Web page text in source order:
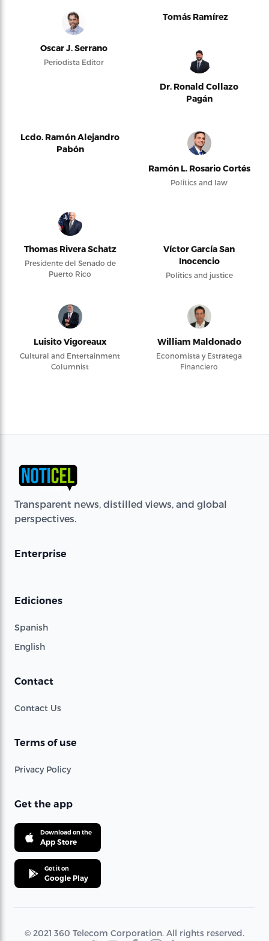
Oscar J. Serrano
Periodista Editor
Tomás Ramírez
Dr. Ronald Collazo
Pagán
Lcdo. Ramón Alejandro
Pabón
Ramón L. Rosario Cortés
Politics and law
Thomas Rivera Schatz
Presidente del Senado de
Puerto Rico
Víctor García San
Inocencio
Politics and justice
Luisito Vigoreaux
Cultural and Entertainment
Columnist
William Maldonado
Economista y Estratega
Financiero
Transparent news, distilled views, and global
perspectives.
Enterprise
Ediciones
Spanish
English
Contact
Contact Us
Terms of use
Privacy Policy
Get the app
Download on the
App Store
Get it on
Google Play
© 2021 360 Telecom Corporation. All rights reserved.